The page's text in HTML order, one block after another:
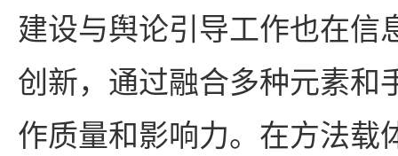
建设与舆论引导工作也在信
创新，通过融合多种元素和
作质量和影响力。在方法载